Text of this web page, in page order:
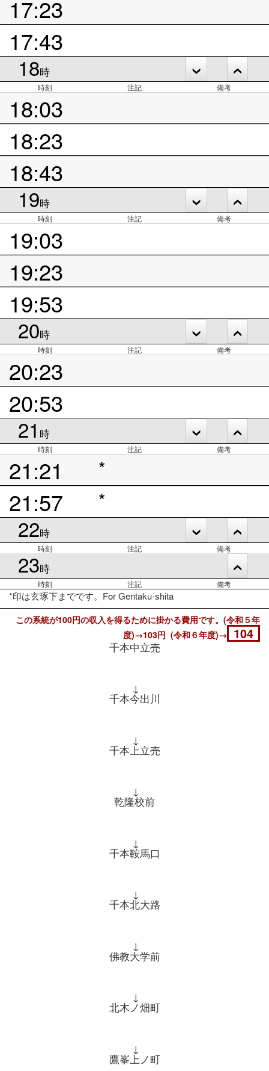
17:23
17:43
18時
時刻 注記 備考
18:03
18:23
18:43
19時
時刻 注記 備考
19:03
19:23
19:53
20時
時刻 注記 備考
20:23
20:53
21 時
時刻 注記 備考
21:21 *
21:57 *
22時
時刻 注記 備考
23時
時刻 注記 備考
*印は玄琢下までです。For Gentaku-shita
この系統が100円の収入を得るために掛かる費用です。(令和５年
度)→103円 (令和６年度)→
104
千本中立売
↓
千本今出川
↓
千本上立売
↓
乾隆校前
↓
千本鞍馬口
↓
千本北大路
↓
佛教大学前
↓
北木ノ畑町
↓
鷹峯上ノ町